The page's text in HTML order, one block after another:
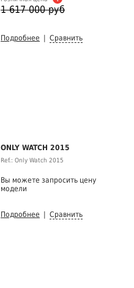
1 617 000 руб
Подробнее Сравнить
ONLY WATCH 2015
Ref.: Only Watch 2015
Вы можете запросить цену
модели
Подробнее Сравнить